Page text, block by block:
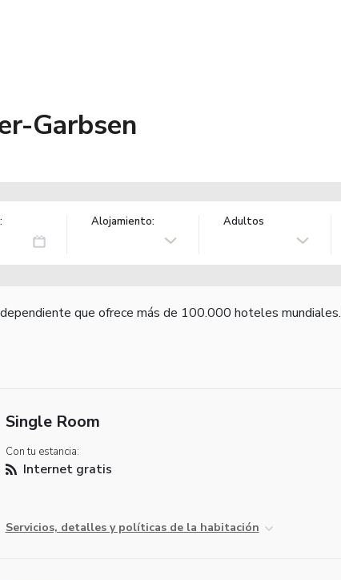
Garbsen
Alojamiento: Adultos
que ofrece más de 100.000 hoteles mundiales.
Single Room
Con tu estancia:
Internet gratis
Servicios, detalles y políticas de la habitación